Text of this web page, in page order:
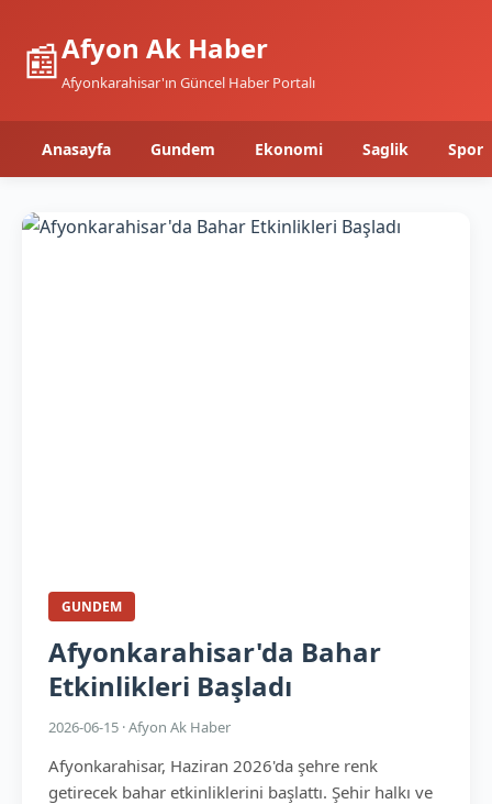
📰Afyon Ak Haber
Afyonkarahisar'ın Güncel Haber Portalı
Anasayfa Gundem Ekonomi Saglik Spor
GUNDEM
Afyonkarahisar'da Bahar
Etkinlikleri Başladı
2026-06-15 · Afyon Ak Haber
Afyonkarahisar, Haziran 2026'da şehre renk
getirecek bahar etkinliklerini başlattı. Şehir halkı ve